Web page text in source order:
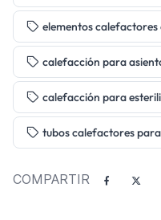
elementos calefactores
calefacción para
calefacción para
tubos calefactores
COMPARTIR